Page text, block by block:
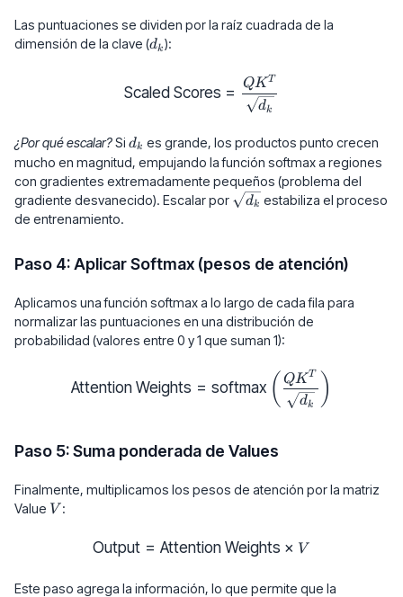
Las puntuaciones se dividen por la raíz cuadrada de la
dimensión de la clave (d_k
dk):
\text{Scaled Scores} =
Scaled Scores =
dk
QKT
¿Por qué escalar?Si d_k
dk es grande, los productos punto crecen
mucho en magnitud, empujando la función softmax a regiones
con gradientes extremadamente pequeños (problema del
gradiente desvanecido). Escalar por \sqrt{d_k}
dk estabiliza el proceso
de entrenamiento.
Paso 4: Aplicar Softmax (pesos de atención)
Aplicamos una función softmax a lo largo de cada fila para
normalizar las puntuaciones en una distribución de
probabilidad (valores entre 0 y 1 que suman 1):
\text{Attention Weights} =
Attention Weights = softmax ( dk
QKT )
Paso 5: Suma ponderada de Values
Finalmente, multiplicamos los pesos de atención por la matriz
Value V
V :
\text{Output} =
Output = Attention Weights × V
Este paso agrega la información, lo que permite que la